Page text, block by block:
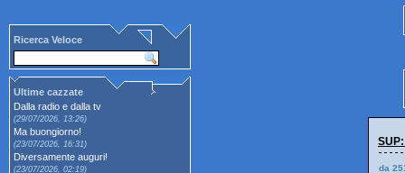
Ricerca Veloce
Ultime cazzate
Dalla radio e dalla tv
(29/07/2026, 13:26)
Ma buongiorno!
(23/07/2026, 16:31)
Diversamente auguri!
(23/07/2026, 02:19) da